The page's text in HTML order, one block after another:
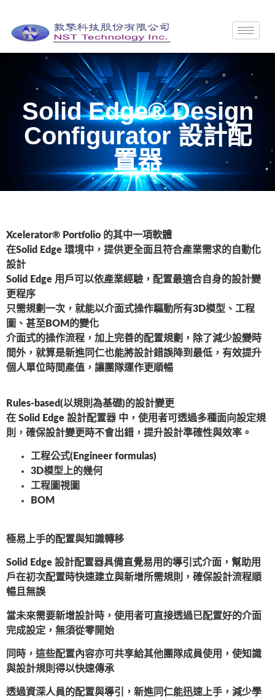
Solid Edge® Design
Configurator 設計配
置器
Xcelerator® Portfolio 的其中一項軟體
在Solid Edge 環境中，提供更全面且符合產業需求的自動化
設計
Solid Edge 用戶可以依產業經驗，配置最適合自身的設計變
更程序
只需規劃一次，就能以介面式操作驅動所有3D模型、工程
圖、甚至BOM的變化
介面式的操作流程，加上完善的配置規劃，除了減少設變時
間外，就算是新進同仁也能將設計錯誤降到最低，有效提升
個人單位時間產值，讓團隊運作更順暢
Rules-based(以規則為基礎)的設計變更
在 Solid Edge 設計配置器 中，使用者可透過多種面向設定規
則，確保設計變更時不會出錯，提升設計準確性與效率。
工程公式(Engineer formulas)
3D模型上的幾何
工程圖視圖
BOM
極易上手的配置與知識轉移
Solid Edge 設計配置器具備直覺易用的導引式介面，幫助用
戶在初次配置時快速建立與新增所需規則，確保設計流程順
暢且無誤
當未來需要新增設計時，使用者可直接透過已配置好的介面
完成設定，無須從零開始
同時，這些配置內容亦可共享給其他團隊成員使用，使知識
與設計規則得以快速傳承
透過資深人員的配置與導引，新進同仁能迅速上手，減少學